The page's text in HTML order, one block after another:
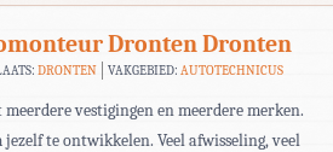
Dronten Dronten
DRONTEN VAKGEBIED:AUTOTECHNICUS
vestigingen en meerdere merken.
te ontwikkelen. Veel afwisseling, veel